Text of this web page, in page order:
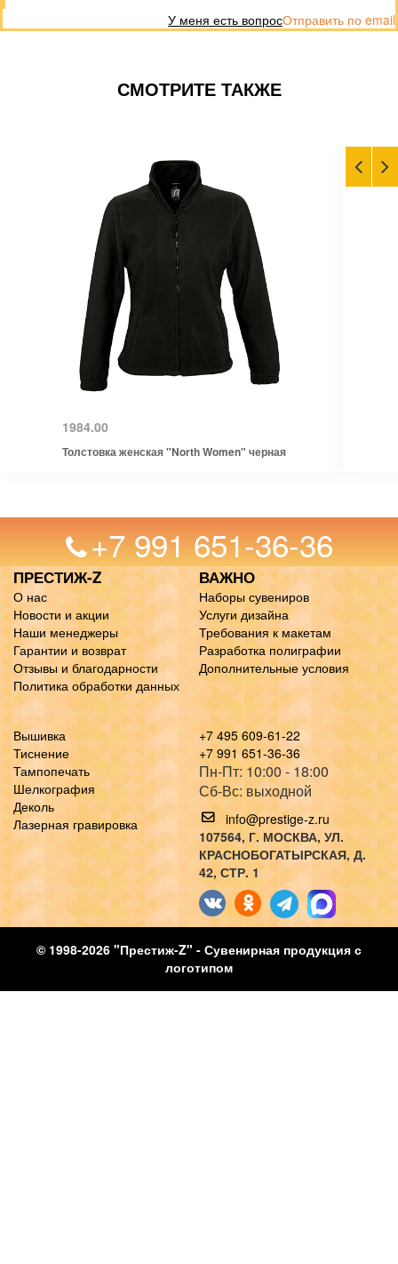
Отправить по email
У меня есть вопрос
СМОТРИТЕ ТАКЖЕ
1984.00
Толстовка женская "North Women" черная
+7 991 651-36-36
ПРЕСТИЖ-Z
О нас
Новости и акции
Наши менеджеры
Гарантии и возврат
Отзывы и благодарности
Политика обработки данных
ВАЖНО
Наборы сувениров
Услуги дизайна
Требования к макетам
Разработка полиграфии
Дополнительные условия
Вышивка
Тиснение
Тампопечать
Шелкография
Деколь
Лазерная гравировка
+7 495 609-61-22
+7 991 651-36-36
Пн-Пт: 10:00 - 18:00
Сб-Вс: выходной
info@prestige-z.ru
107564, Г. МОСКВА, УЛ.
КРАСНОБОГАТЫРСКАЯ, Д.
42, СТР. 1
© 1998-2026 "Престиж-Z" - Сувенирная продукция с
логотипом